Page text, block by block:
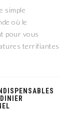
simple
où le
pour vous
terrifiantes